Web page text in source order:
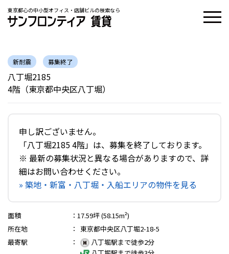
東京都心の中小型オフィス・店舗ビルの検索なら
新耐震 募集終了
八丁堀2185
4階（東京都中央区八丁堀）
申し訳ございません。
「八丁堀2185 4階」は、募集を終了しております。
※ 最新の募集状況と異なる場合がありますので、詳
細はお問い合わせください。
» 築地・新富・八丁堀・入船エリアの物件を見る
面積 ： 17.59坪 (58.15m²)
所在地
：
東京都中央区八丁堀2-18-5
最寄駅
：
八丁堀駅まで徒歩2分